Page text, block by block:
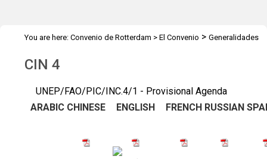
You are here: Convenio de Rotterdam > El Convenio > Generalidades
CIN 4
UNEP/FAO/PIC/INC.4/1 - Provisional Agenda
ARABIC CHINESE ENGLISH FRENCH RUSSIAN